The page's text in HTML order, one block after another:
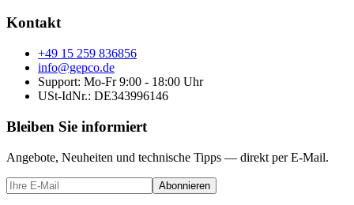
Kontakt
+49 15 259 836856
info@gepco.de
Support: Mo-Fr 9:00 - 18:00 Uhr
USt-IdNr.: DE343996146
Bleiben Sie informiert
Angebote, Neuheiten und technische Tipps — direkt per E-Mail.
Abonnieren